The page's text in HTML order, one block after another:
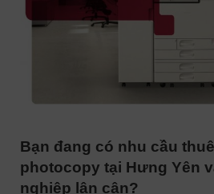
Bạn đang có nhu cầu
photocopy tại Hưng Yên
nghiệp lân cận?